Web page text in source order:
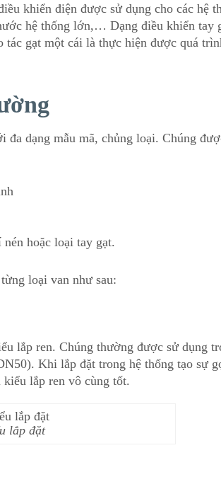
khiển điện được sử dụng cho các hệ
hệ thống lớn,… Dạng điều khiển tay
gạt một cái là thực hiện được quá
dạng mẫu mã, chủng loại. Chúng
hoặc loại tay gạt.
loại van như sau:
lắp ren. Chúng thường được sử dụng
Khi lắp đặt trong hệ thống tạo sự
lắp ren vô cùng tốt.
lắp đặt